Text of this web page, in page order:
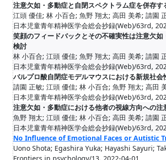
注意欠如・多動症と自閉スペクトラム症を併存
江頭 優佳; 林 小百合; 魚野 翔太; 高田 美希; 請園
日本児童青年精神医学会総会抄録(Web)/63rd,
笑顔のフィードバックとその不確実性は注意欠
検討
林 小百合; 江頭 優佳; 魚野 翔太; 高田 美希; 請園
日本児童青年精神医学会総会抄録(Web)/63rd,
バルプロ酸自閉症モデルマウスにおける新規社会
請園 正敏; 江頭 優佳; 林 小百合; 魚野 翔太; 高田
日本児童青年精神医学会総会抄録(Web)/63rd,
注意欠如・多動症における他者の視線方向への注
魚野 翔太; 江頭 優佳; 林 小百合; 高田 美希; 請園
日本児童青年精神医学会総会抄録(Web)/63rd,
No Influence of Emotional Faces or Autistic
Uono Shota; Egashira Yuka; Hayashi Sayuri;